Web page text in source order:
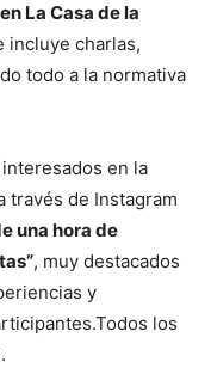
La Casa de la
incluye charlas,
todo a la normativa
interesados en la
través de Instagram
una hora de
, muy destacados
y
los